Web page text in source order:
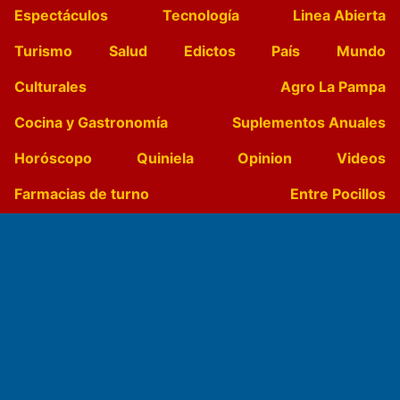
Espectáculos
Tecnología
Linea Abierta
Turismo
Salud Edictos País
Mundo
Culturales
Agro La Pampa
Cocina y Gastronomía
Suplementos Anuales
Horóscopo
Quiniela Opinion
Videos
Farmacias de turno
Entre Pocillos